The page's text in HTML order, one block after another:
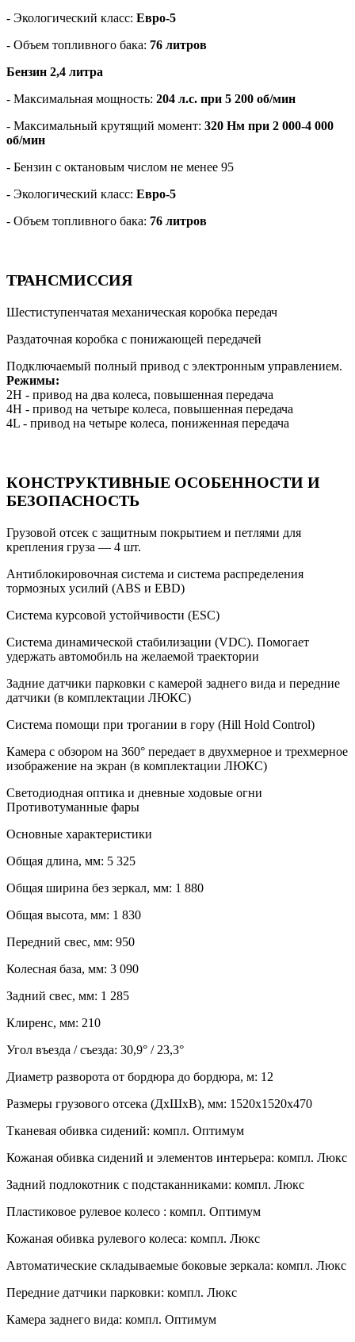
- Экологический класс: Евро-5
- Объем топливного бака: 76 литров
Бензин 2,4 литра
- Максимальная мощность: 204 л.с. при 5 200 об/мин
- Максимальный крутящий момент: 320 Нм при 2 000-4 000
об/мин
- Бензин с октановым числом не менее 95
- Экологический класс: Евро-5
- Объем топливного бака: 76 литров
ТРАНСМИССИЯ
Шестиступенчатая механическая коробка передач
Раздаточная коробка с понижающей передачей
Подключаемый полный привод с электронным управлением.
Режимы:
2H - привод на два колеса, повышенная передача
4Н - привод на четыре колеса, повышенная передача
4L - привод на четыре колеса, пониженная передача
КОНСТРУКТИВНЫЕ ОСОБЕННОСТИ И
БЕЗОПАСНОСТЬ
Грузовой отсек с защитным покрытием и петлями для
крепления груза — 4 шт.
Антиблокировочная система и система распределения
тормозных усилий (ABS и EBD)
Система курсовой устойчивости (ESC)
Система динамической стабилизации (VDC). Помогает
удержать автомобиль на желаемой траектории
Задние датчики парковки с камерой заднего вида и передние
датчики (в комплектации ЛЮКС)
Система помощи при трогании в гору (Hill Hold Control)
Камера с обзором на 360° передает в двухмерное и трехмерное
изображение на экран (в комплектации ЛЮКС)
Светодиодная оптика и дневные ходовые огни
Противотуманные фары
Основные характеристики
Общая длина, мм: 5 325
Общая ширина без зеркал, мм: 1 880
Общая высота, мм: 1 830
Передний свес, мм: 950
Колесная база, мм: 3 090
Задний свес, мм: 1 285
Клиренс, мм: 210
Угол въезда / съезда: 30,9° / 23,3°
Диаметр разворота от бордюра до бордюра, м: 12
Размеры грузового отсека (ДхШхВ), мм: 1520х1520х470
Тканевая обивка сидений: компл. Оптимум
Кожаная обивка сидений и элементов интерьера: компл. Люкс
Задний подлокотник с подстаканниками: компл. Люкс
Пластиковое рулевое колесо : компл. Оптимум
Кожаная обивка рулевого колеса: компл. Люкс
Автоматические складываемые боковые зеркала: компл. Люкс
Передние датчики парковки: компл. Люкс
Камера заднего вида: компл. Оптимум